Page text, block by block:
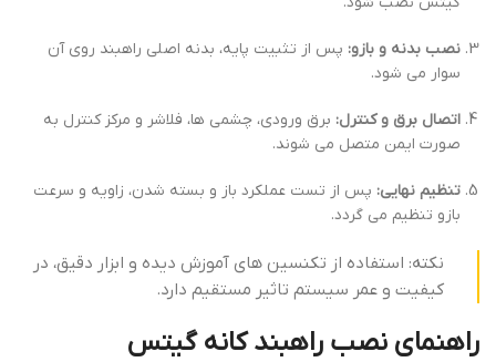
نصب بدنه و بازو: پس از تثبیت پایه، بدنه اصلی راهبند روی آن
سوار می شود.
اتصال برق و کنترل: برق ورودی، چشمی ها، فلاشر و مرکز کنترل به
صورت ایمن متصل می شوند.
تنظیم نهایی: پس از تست عملکرد باز و بسته شدن، زاویه و سرعت
بازو تنظیم می گردد.
نکته: استفاده از تکنسین های آموزش دیده و ابزار دقیق، در
کیفیت و عمر سیستم تاثیر مستقیم دارد.
راهنمای نصب راهبند کانه گیتس